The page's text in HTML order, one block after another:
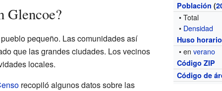
Población (
• Total
• Densidad
Huso horario
• enverano
Código ZIP
Código de
Glencoe?
pequeño. Las comunidades así
que las grandes ciudades. Los vecinos
locales.
recopiló algunos datos sobre las